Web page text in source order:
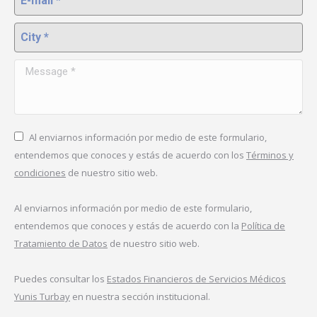
City *
Message *
Al enviarnos información por medio de este formulario,
entendemos que conoces y estás de acuerdo con los Términos y
condiciones de nuestro sitio web.
Al enviarnos información por medio de este formulario,
entendemos que conoces y estás de acuerdo con la Política de
Tratamiento de Datos de nuestro sitio web.
Puedes consultar los Estados Financieros de Servicios Médicos
Yunis Turbay en nuestra sección institucional.